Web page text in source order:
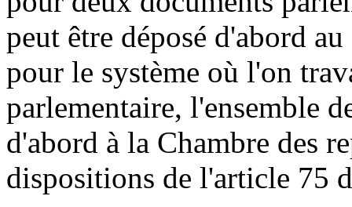
peut être déposé d'abord
pour le système où l'on
parlementaire, l'ensemble
d'abord à la Chambre des
dispositions de l'article 75